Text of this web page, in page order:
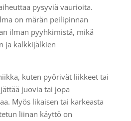
pysyviä vaurioita.
on märän peilipinnan
ilman pyyhkimistä, mikä
ja kalkkijälkien
kuten pyörivät liikkeet tai
juovia tai jopa
Myös likaisen tai karkeasta
liinan käyttö on